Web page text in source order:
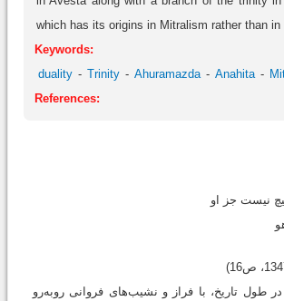
which has its origins in Mitralism rather than in
Keywords:
duality
Trinity Ahuramazda Anahita
References:
نیست جز او
طول تاریخ، با فراز و نشیب‌های فروانی روبه‌رو